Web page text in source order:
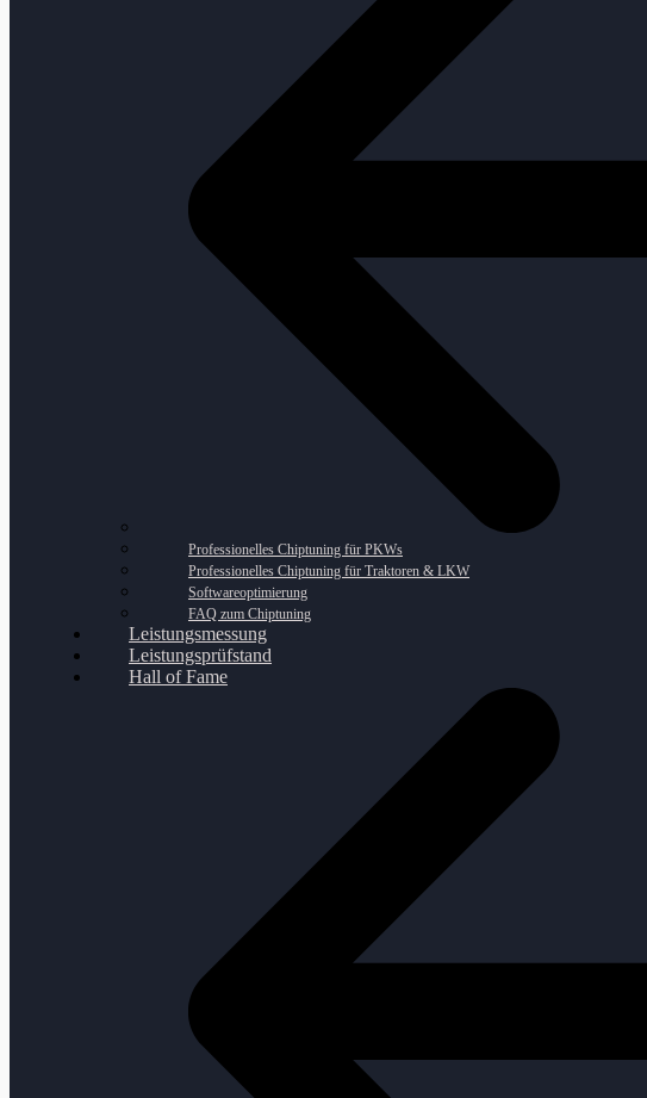
Professionelles Chiptuning für PKWs
Professionelles Chiptuning für Traktoren & LKW
Softwareoptimierung
FAQ zum Chiptuning
Leistungsmessung
Leistungsprüfstand
Hall of Fame